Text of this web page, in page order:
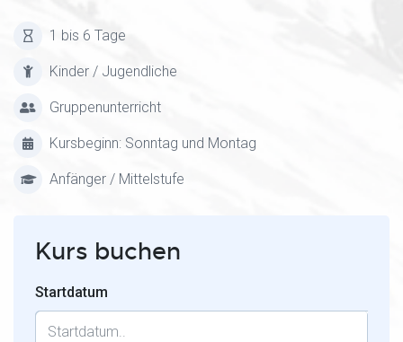
1 bis 6 Tage
Kinder / Jugendliche
Gruppenunterricht
Kursbeginn: Sonntag und Montag
Anfänger / Mittelstufe
Kurs buchen
Startdatum